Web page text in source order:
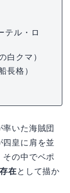
テル・ロ
白クマ）
長格）
いた海賊団
四皇に肩を並
の中でベポ
在として描か